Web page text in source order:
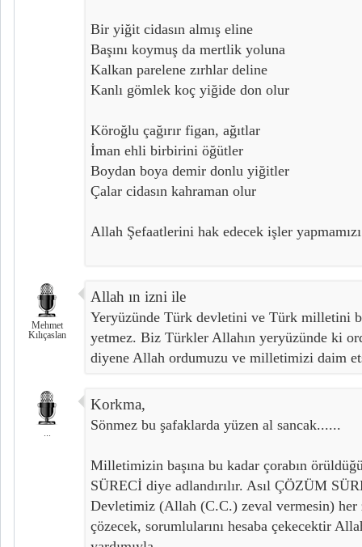
Bir yiğit cidasın almış eline
Başını koymuş da mertlik yoluna
Kalkan parelene zırhlar deline
Kanlı gömlek koç yiğide don olur
Köroğlu çağırır figan, ağıtlar
İman ehli birbirini öğütler
Boydan boya demir donlu yiğitler
Çalar cidasın kahraman olur
Allah Şefaatlerini hak edecek işler
Mehmet
Kılıçaslan
Allah ın izni ile
Yeryüzünde Türk devletini ve Türk milletini
yetmez. Biz Türkler Allahın yeryüzünde ki
diyene Allah ordumuzu ve milletimizi daim
Korkma,
Sönmez bu şafaklarda yüzen al sancak......
Milletimizin başına bu kadar çorabın
SÜRECİ diye adlandırılır. Asıl ÇÖZÜM
Devletimiz (Allah (C.C.) zeval vermesin) her
çözecek, sorumlularını hesaba çekecektir